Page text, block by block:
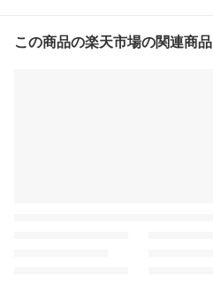
この商品の楽天市場の関連商品